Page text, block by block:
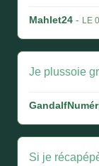
Mahlet24 - LE
Je plussoie
Si je